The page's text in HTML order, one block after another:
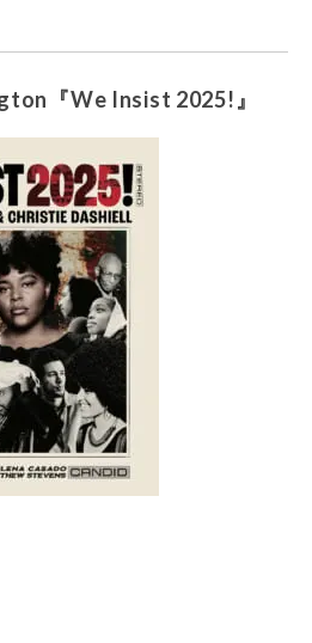
『We Insist 2025!』